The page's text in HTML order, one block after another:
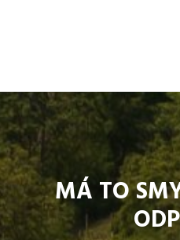
MÁ TO